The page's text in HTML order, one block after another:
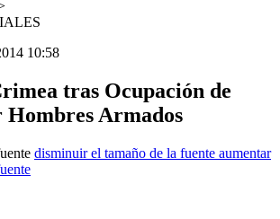
10:58
tras Ocupación de
Armados
disminuir el tamaño de la fuente aumentar